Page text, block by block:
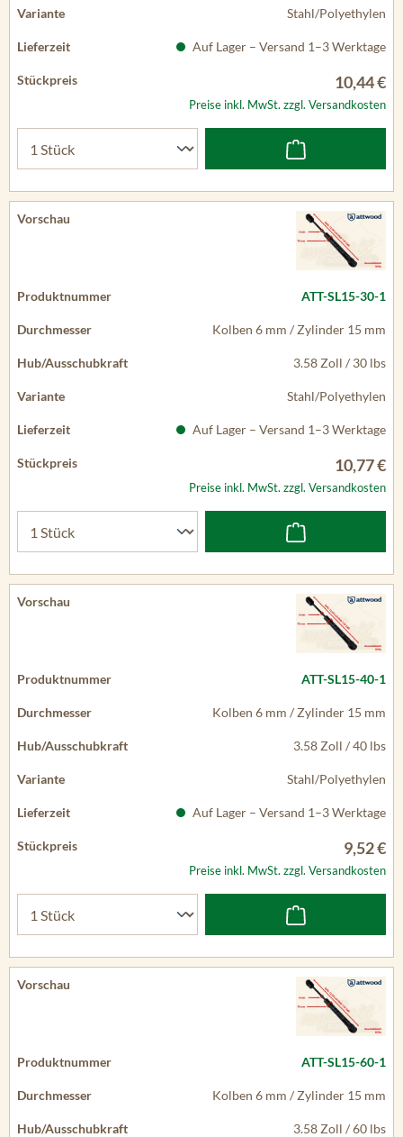
Stahl/Polyethylen
Auf Lager – Versand 1–3 Werktage
10,44 €
Preise inkl. MwSt. zzgl. Versandkosten
ATT-SL15-30-1
Kolben 6 mm / Zylinder 15 mm
3.58 Zoll / 30 lbs
Stahl/Polyethylen
Auf Lager – Versand 1–3 Werktage
10,77 €
Preise inkl. MwSt. zzgl. Versandkosten
ATT-SL15-40-1
Kolben 6 mm / Zylinder 15 mm
3.58 Zoll / 40 lbs
Stahl/Polyethylen
Auf Lager – Versand 1–3 Werktage
9,52 €
Preise inkl. MwSt. zzgl. Versandkosten
ATT-SL15-60-1
Kolben 6 mm / Zylinder 15 mm
3.58 Zoll / 60 lbs